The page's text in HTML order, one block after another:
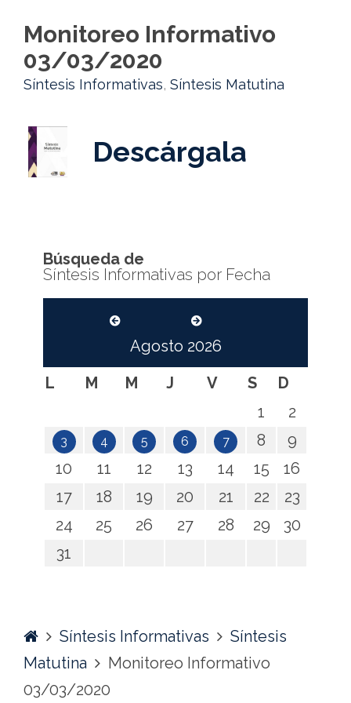
Monitoreo Informativo
03/03/2020
Síntesis Informativas, Síntesis Matutina
Descárgala
Búsqueda de
Síntesis Informativas por Fecha
Agosto 2026
L
M M J V S
D
1
2
3 4 5 6 7 8
9
10
11 12 13 14 15
16
17
18 19 20 21 22
23
24
25 26 27 28 29
30
31
HomeSíntesis Informativas
Síntesis
Matutina
Monitoreo Informativo
03/03/2020